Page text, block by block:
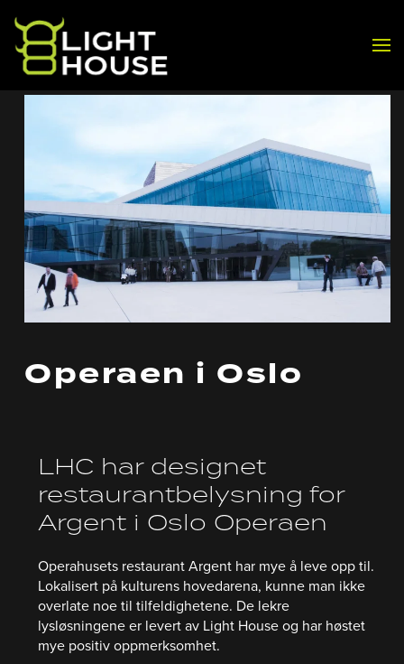
Skip to main content
Operaen i Oslo
LHC har designet
restaurantbelysning for
Argent i Oslo Operaen
Operahusets restaurant Argent har mye å leve opp til.
Lokalisert på kulturens hovedarena, kunne man ikke
overlate noe til tilfeldighetene. De lekre
lysløsningene er levert av Light House og har høstet
mye positiv oppmerksomhet.